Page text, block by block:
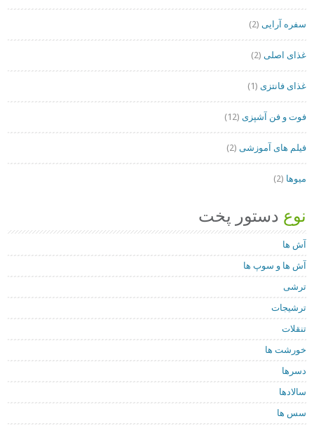
سفره آرایی (2)
غذای اصلی (2)
غذای فانتزی (1)
فوت و فن آشپزی (12)
فیلم های آموزشی (2)
میوها (2)
نوع دستور پخت
آش ها
آش ها و سوپ ها
ترشی
ترشیجات
تنقلات
خورشت ها
دسرها
سالادها
سس ها